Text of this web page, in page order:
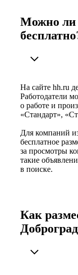
Можно ли
На сайте hh.ru
Работодатели
о работе и
«Стандарт»,
Для компаний
бесплатное
за просмотры
такие
в поиске.
Как